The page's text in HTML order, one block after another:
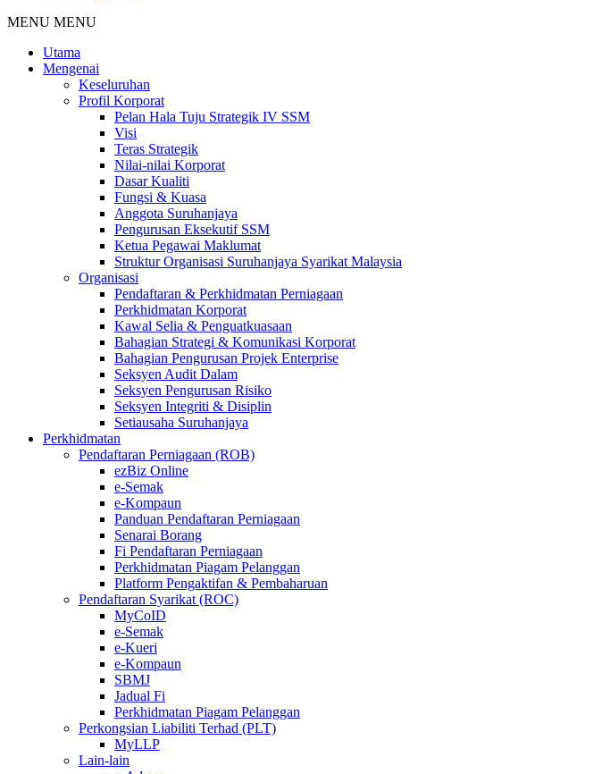
MENU MENU
Utama
Mengenai
Keseluruhan
Profil Korporat
Pelan Hala Tuju Strategik IV SSM
Visi
Teras Strategik
Nilai-nilai Korporat
Dasar Kualiti
Fungsi & Kuasa
Anggota Suruhanjaya
Pengurusan Eksekutif SSM
Ketua Pegawai Maklumat
Struktur Organisasi Suruhanjaya Syarikat Malaysia
Organisasi
Pendaftaran & Perkhidmatan Perniagaan
Perkhidmatan Korporat
Kawal Selia & Penguatkuasaan
Bahagian Strategi & Komunikasi Korporat
Bahagian Pengurusan Projek Enterprise
Seksyen Audit Dalam
Seksyen Pengurusan Risiko
Seksyen Integriti & Disiplin
Setiausaha Suruhanjaya
Perkhidmatan
Pendaftaran Perniagaan (ROB)
ezBiz Online
e-Semak
e-Kompaun
Panduan Pendaftaran Perniagaan
Senarai Borang
Fi Pendaftaran Perniagaan
Perkhidmatan Piagam Pelanggan
Platform Pengaktifan & Pembaharuan
Pendaftaran Syarikat (ROC)
MyCoID
e-Semak
e-Kueri
e-Kompaun
SBMJ
Jadual Fi
Perkhidmatan Piagam Pelanggan
Perkongsian Liabiliti Terhad (PLT)
MyLLP
Lain-lain